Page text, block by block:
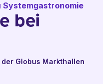
Systemgastronomie
bei
Globus Markthallen